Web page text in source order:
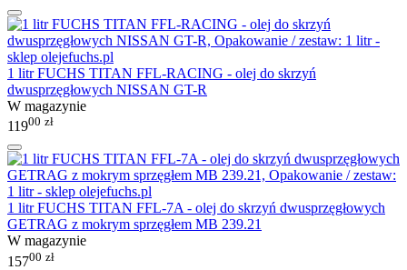
1 litr FUCHS TITAN FFL-RACING - olej do skrzyń
dwusprzęgłowych NISSAN GT-R
W magazynie
11900 zł
1 litr FUCHS TITAN FFL-7A - olej do skrzyń dwusprzęgłowych
GETRAG z mokrym sprzęgłem MB 239.21
W magazynie
15700 zł